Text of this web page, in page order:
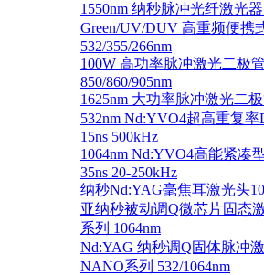
1550nm 纳秒脉冲光纤激光
Green/UV/DUV 高重频便携
532/355/266nm
100W 高功率脉冲激光二极
850/860/905nm
1625nm 大功率脉冲激光二
532nm Nd:YVO4超高重复率
15ns 500kHz
1064nm Nd:YVO4高能紧凑
35ns 20-250kHz
纳秒Nd:YAG毫焦耳激光头
亚纳秒被动调Q微芯片固态
系列 1064nm
Nd:YAG 纳秒调Q固体脉冲
NANO系列 532/1064nm